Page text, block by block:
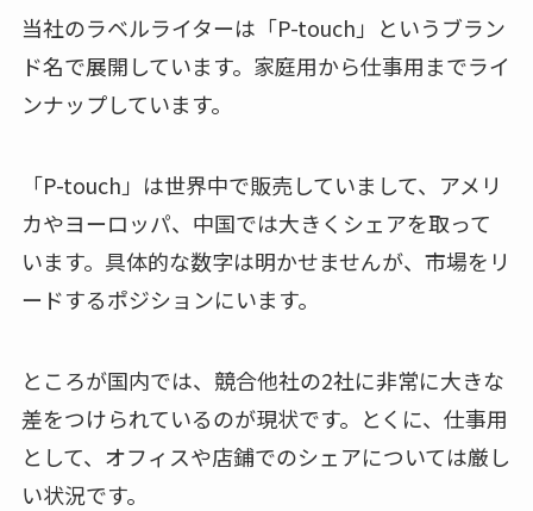
当社のラベルライターは「P-touch」というブラン
ド名で展開しています。家庭用から仕事用までライ
ンナップしています。
「P-touch」は世界中で販売していまして、アメリ
カやヨーロッパ、中国では大きくシェアを取って
います。具体的な数字は明かせませんが、市場をリ
ードするポジションにいます。
ところが国内では、競合他社の2社に非常に大きな
差をつけられているのが現状です。とくに、仕事用
として、オフィスや店鋪でのシェアについては厳し
い状況です。